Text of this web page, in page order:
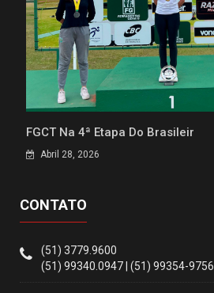
FGCT Na 4ª Etapa Do Brasileir
Abril 28, 2026
CONTATO
(51) 3779.9600
(51) 99340.0947 | (51) 99354-9756